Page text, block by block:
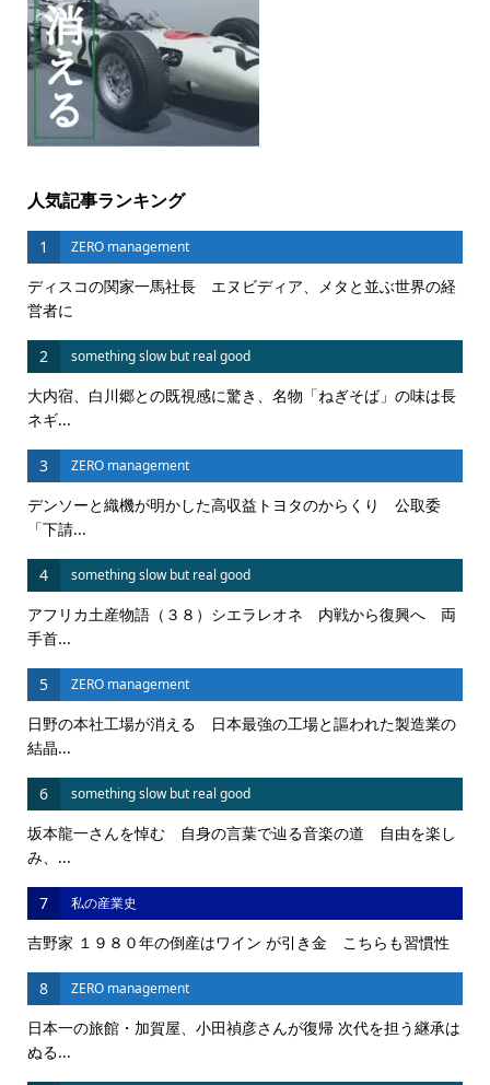
人気記事ランキング
1 ZERO management
ディスコの関家一馬社長 エヌビディア、メタと並ぶ世界の経
営者に
2 something slow but real good
大内宿、白川郷との既視感に驚き、名物「ねぎそば」の味は長
ネギ...
3 ZERO management
デンソーと織機が明かした高収益トヨタのからくり 公取委
「下請...
4 something slow but real good
アフリカ土産物語（３８）シエラレオネ 内戦から復興へ 両
手首...
5 ZERO management
日野の本社工場が消える 日本最強の工場と謳われた製造業の
結晶...
6 something slow but real good
坂本龍一さんを悼む 自身の言葉で辿る音楽の道 自由を楽し
み、...
7 私の産業史
吉野家 １９８０年の倒産はワイン が引き金 こちらも習慣性
8 ZERO management
日本一の旅館・加賀屋、小田禎彦さんが復帰 次代を担う継承は
ぬる...